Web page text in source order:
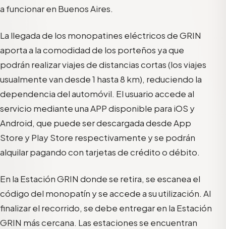
a funcionar en Buenos Aires.
La llegada de los monopatines eléctricos de GRIN
aporta a la comodidad de los porteños ya que
podrán realizar viajes de distancias cortas (los viajes
usualmente van desde 1 hasta 8 km), reduciendo la
dependencia del automóvil. El usuario accede al
servicio mediante una APP disponible para iOS y
Android, que puede ser descargada desde App
Store y Play Store respectivamente y se podrán
alquilar pagando con tarjetas de crédito o débito.
En la Estación GRIN donde se retira, se escanea el
código del monopatín y se accede a su utilización. Al
finalizar el recorrido, se debe entregar en la Estación
GRIN más cercana. Las estaciones se encuentran